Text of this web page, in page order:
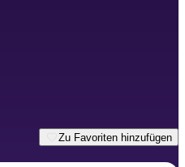
Zu Favoriten hinzufügen